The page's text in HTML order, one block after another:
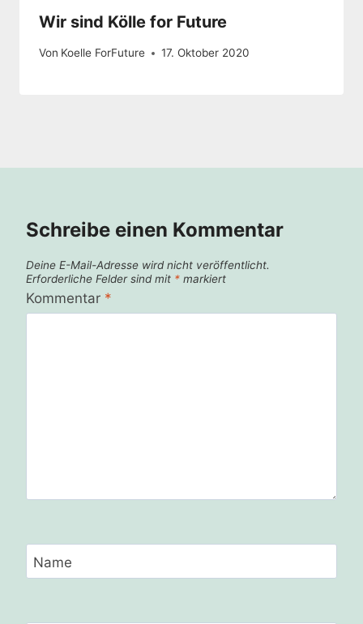
Wir sind Kölle for Future
Von Koelle ForFuture 17. Oktober 2020
Schreibe einen Kommentar
Deine E-Mail-Adresse wird nicht veröffentlicht.
Erforderliche Felder sind mit * markiert
Kommentar *
Name